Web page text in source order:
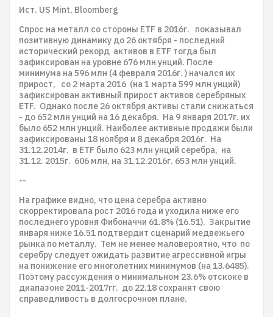
Ист. US Mint, Bloomberg
Спрос на металл со стороны ETF в 2016г. показывал
позитивную динамику до 26 октября - последний
исторический рекорд активов в ETF тогда был
зафиксирован на уровне 676 млн унций. После
минимума на 596 млн (4 февраля 2016г. ) начался их
прирост, со 2 марта 2016 (на 1 марта 599 млн унций)
зафиксирован активный прирост активов серебряных
ETF. Однако после 26 октября активы стали снижаться
- до 652 млн унций на 16 декабря. На 9 января 2017г. их
было 652 млн унций. Наиболее активные продажи были
зафиксированы 18 ноября и 8 декабря 2016г. На
31.12.2014г. в ETF было 623 млн унций серебра, на
31.12. 2015г. 606 млн, на 31.12.2016г. 653 млн унций.
--
На графике видно, что цена серебра активно
скорректировала рост 2016 года и уходила ниже его
последнего уровня Фибоначчи 61.8% (16.51). Закрытие
января ниже 16.51 подтвердит сценарий медвежьего
рынка по металлу. Тем не менее маловероятно, что по
серебру следует ожидать развитие агрессивной игры
на понижение его многолетних минимумов (на 13.6485).
Поэтому рассуждения о минимальном 23.6% отскоке в
диапазоне 2011-2017гг. до 22.18 сохранят свою
справедливость в долгосрочном плане.